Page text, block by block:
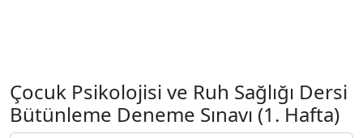
Çocuk Psikolojisi ve Ruh Sağlığı Dersi
Bütünleme Deneme Sınavı (1. Hafta)